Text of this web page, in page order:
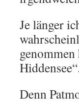
Je länger
Denn